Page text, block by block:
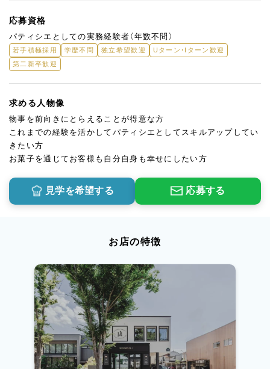
応募資格
パティシエとしての実務経験者（年数不問）
若手積極採用 学歴不問 独立希望歓迎
Uターン・Iターン歓迎
第二新卒歓迎
求める人物像
物事を前向きにとらえることが得意な方
これまでの経験を活かしてパティシエとしてスキルアップしてい
きたい方
お菓子を通じてお客様も自分自身も幸せにしたい方
見学を希望する 応募する
お店の特徴